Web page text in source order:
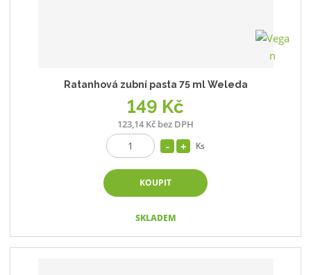
Ratanhová zubní pasta 75 ml Weleda
149 Kč
123,14 Kč bez DPH
Ks
KOUPIT
SKLADEM